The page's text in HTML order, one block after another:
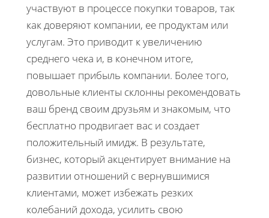
участвуют в процессе покупки товаров, так
как доверяют компании, ее продуктам или
услугам. Это приводит к увеличению
среднего чека и, в конечном итоге,
повышает прибыль компании. Более того,
довольные клиенты склонны рекомендовать
ваш бренд своим друзьям и знакомым, что
бесплатно продвигает вас и создает
положительный имидж. В результате,
бизнес, который акцентирует внимание на
развитии отношений с вернувшимися
клиентами, может избежать резких
колебаний дохода, усилить свою